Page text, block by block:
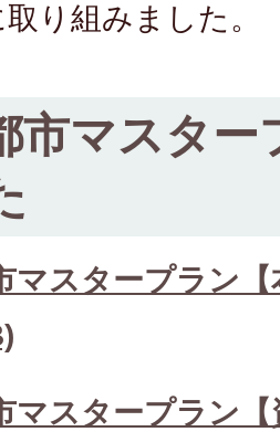
り組みました。
市マスター
マスタープラン
マスタープラン